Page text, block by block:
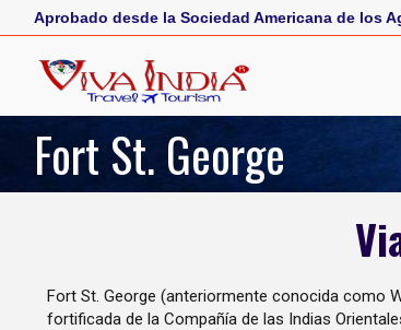
Aprobado desde la Sociedad Americana de los
Fort St. George
Fort St. George (anteriormente conocida como
fortificada de la Compañía de las Indias